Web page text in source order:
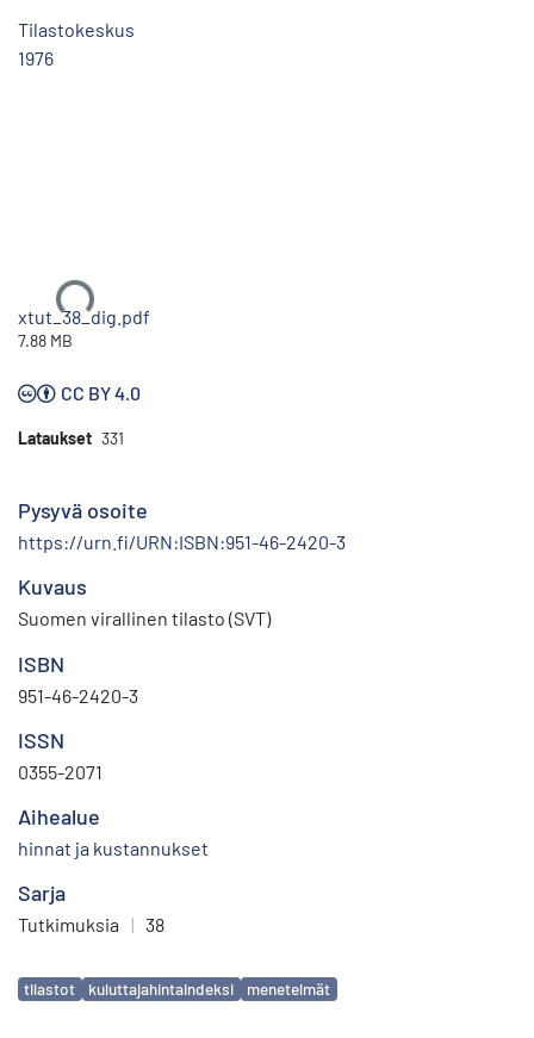
Tilastokeskus
1976
Ladataan...
xtut_38_dig.pdf
7.88 MB
CC BY 4.0
Lataukset 331
Pysyvä osoite
https://urn.fi/URN:ISBN:951-46-2420-3
Kuvaus
Suomen virallinen tilasto (SVT)
ISBN
951-46-2420-3
ISSN
0355-2071
Aihealue
hinnat ja kustannukset
Sarja
Tutkimuksia | 38
Avainsanat
tilastot kuluttajahintaindeksi menetelmät